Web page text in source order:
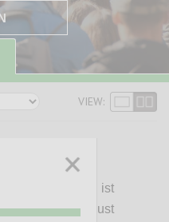
VIEW:
ist
der Just